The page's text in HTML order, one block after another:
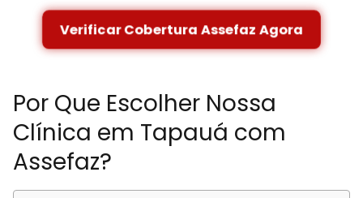
Verificar Cobertura Assefaz Agora
Por Que Escolher Nossa
Clínica em Tapauá com
Assefaz?